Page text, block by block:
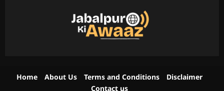
Home About Us Terms and Conditions
Disclaimer
Contact us